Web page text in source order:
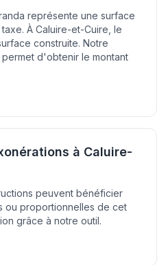
représente une surface
À Caluire-et-Cuire, le
construite. Notre
d'obtenir le montant
à Caluire-
peuvent bénéficier
ou proportionnelles de cet
grâce à notre outil.